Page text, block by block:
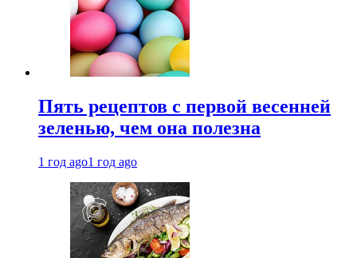
Пять рецептов с первой весенней
зеленью, чем она полезна
1 год ago1 год ago